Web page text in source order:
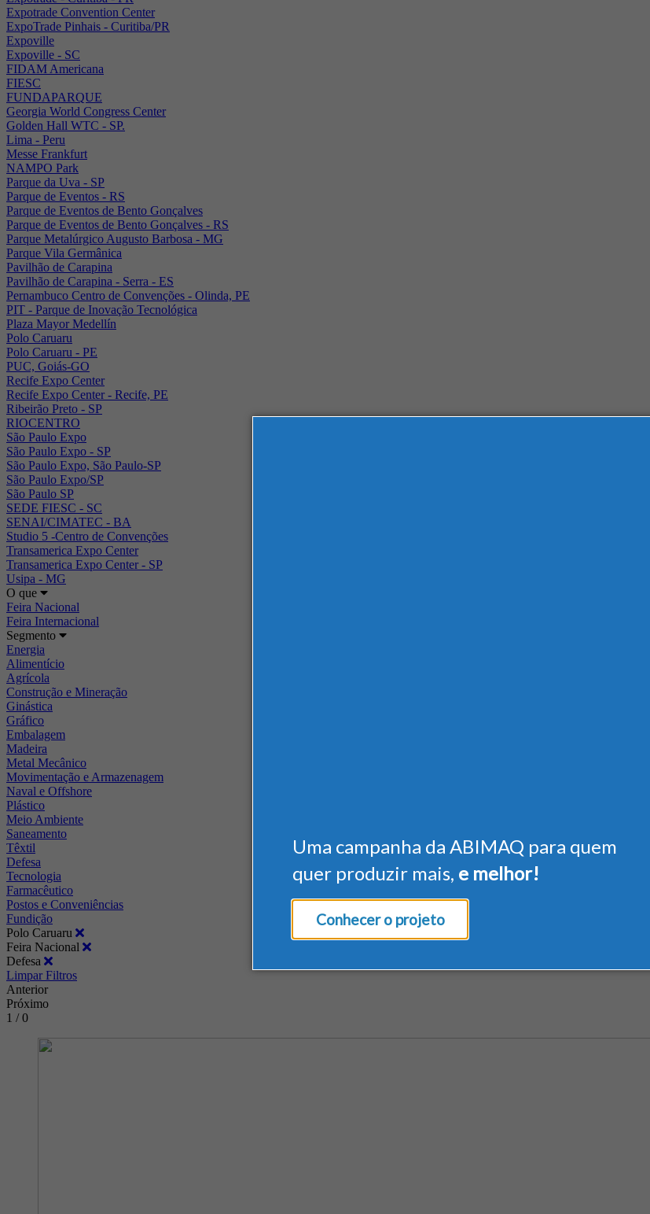
Uma campanha da ABIMAQ para quem
quer produzir mais, e melhor!
Conhecer o projeto
Expotrade Convention Center
ExpoTrade Pinhais - Curitiba/PR
Expoville
Expoville - SC
FIDAM Americana
FIESC
FUNDAPARQUE
Georgia World Congress Center
Golden Hall WTC - SP.
Lima - Peru
Messe Frankfurt
NAMPO Park
Parque da Uva - SP
Parque de Eventos - RS
Parque de Eventos de Bento Gonçalves
Parque de Eventos de Bento Gonçalves - RS
Parque Metalúrgico Augusto Barbosa - MG
Parque Vila Germânica
Pavilhão de Carapina
Pavilhão de Carapina - Serra - ES
Pernambuco Centro de Convenções - Olinda, PE
PIT - Parque de Inovação Tecnológica
Plaza Mayor Medellín
Polo Caruaru
Polo Caruaru - PE
PUC, Goiás-GO
Recife Expo Center
Recife Expo Center - Recife, PE
Ribeirão Preto - SP
RIOCENTRO
São Paulo Expo
São Paulo Expo - SP
São Paulo Expo, São Paulo-SP
São Paulo Expo/SP
São Paulo SP
SEDE FIESC - SC
SENAI/CIMATEC - BA
Studio 5 -Centro de Convenções
Transamerica Expo Center
Transamerica Expo Center - SP
Usipa - MG
O que
Feira Nacional
Feira Internacional
Segmento
Energia
Alimentício
Agrícola
Construção e Mineração
Ginástica
Gráfico
Embalagem
Madeira
Metal Mecânico
Movimentação e Armazenagem
Naval e Offshore
Plástico
Meio Ambiente
Saneamento
Têxtil
Defesa
Tecnologia
Farmacêutico
Postos e Conveniências
Fundição
Polo Caruaru
Feira Nacional
Defesa
Limpar Filtros
Anterior
Próximo
1 / 0